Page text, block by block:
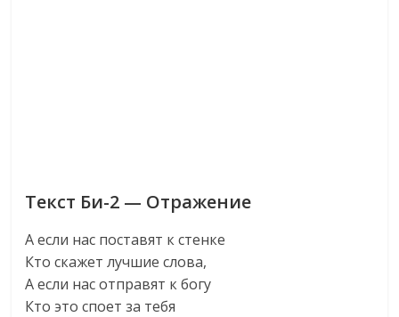
Текст Би-2 — Отражение
А если нас поставят к стенке
Кто скажет лучшие слова,
А если нас отправят к богу
Кто это споет за тебя